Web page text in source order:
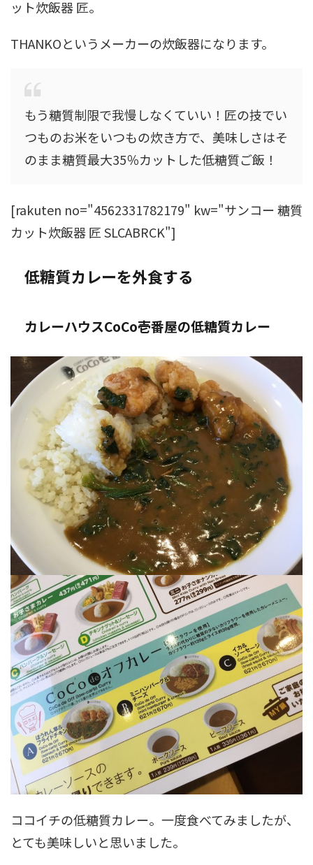
ット炊飯器 匠。
THANKOというメーカーの炊飯器になります。
もう糖質制限で我慢しなくていい！匠の技でい
つものお米をいつもの炊き方で、美味しさはそ
のまま糖質最大35％カットした低糖質ご飯！
[rakuten no="4562331782179" kw="サンコー 糖質
カット炊飯器 匠 SLCABRCK"]
低糖質カレーを外食する
カレーハウスCoCo壱番屋の低糖質カレー
ココイチの低糖質カレー。一度食べてみましたが、
とても美味しいと思いました。